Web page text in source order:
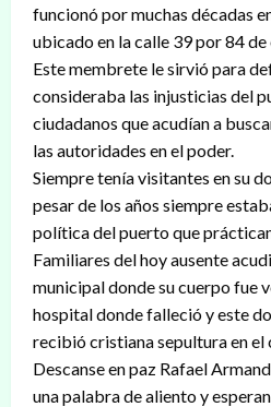
funcionó por muchas décadas
ubicado en la calle 39 por 84
Este membrete le sirvió para
consideraba las injusticias del
ciudadanos que acudían a
las autoridades en el poder.
Siempre tenía visitantes en su
pesar de los años siempre
política del puerto que
Familiares del hoy ausente
municipal donde su cuerpo fue
hospital donde falleció y este
recibió cristiana sepultura en el
Descanse en paz Rafael
una palabra de aliento y